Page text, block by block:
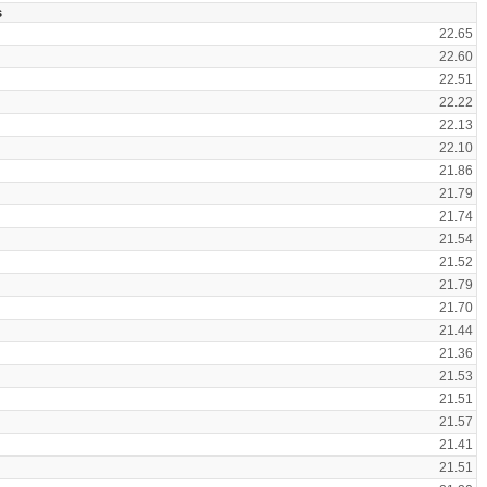
22.65
22.60
22.51
22.22
22.13
22.10
21.86
21.79
21.74
21.54
21.52
21.79
21.70
21.44
21.36
21.53
21.51
21.57
21.41
21.51